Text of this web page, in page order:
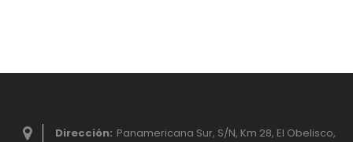
Dirección: Panamericana Sur, S/N, Km 28, El Obelisco,